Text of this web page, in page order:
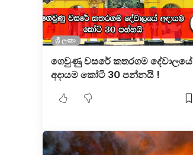
ශ්‍රී ලංකා
ගෙවුණු වසරේ කතරගම දේවාලයේ
අදායම කෝටි 30 පන්නයි !